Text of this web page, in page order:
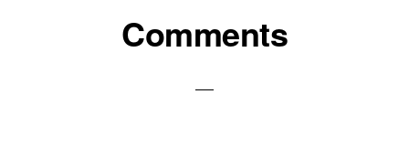
Comments